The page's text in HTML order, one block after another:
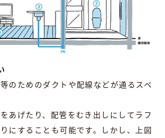
のためのダクトや配線などが通るスペ
あげたり、配管をむき出しにしてラフ
にすることも可能です。しかし、上図